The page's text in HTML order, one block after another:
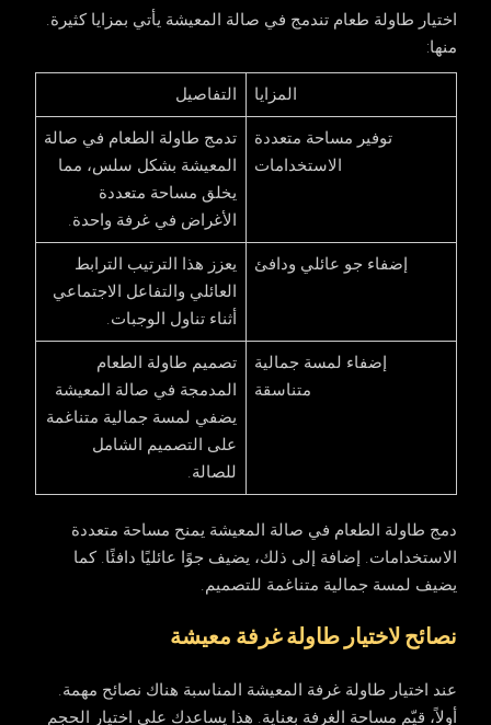
اختيار طاولة طعام تندمج في صالة المعيشة يأتي بمزايا كثيرة.
منها:
المزايا التفاصيل
توفير مساحة متعددة
الاستخدامات
تدمج طاولة الطعام في صالة
المعيشة بشكل سلس، مما
يخلق مساحة متعددة
الأغراض في غرفة واحدة.
إضفاء جو عائلي ودافئ
يعزز هذا الترتيب الترابط
العائلي والتفاعل الاجتماعي
أثناء تناول الوجبات.
إضفاء لمسة جمالية
متناسقة
تصميم طاولة الطعام
المدمجة في صالة المعيشة
يضفي لمسة جمالية متناغمة
على التصميم الشامل
للصالة.
دمج طاولة الطعام في صالة المعيشة يمنح مساحة متعددة
الاستخدامات. إضافة إلى ذلك، يضيف جوًا عائليًا دافئًا. كما
يضيف لمسة جمالية متناغمة للتصميم.
نصائح لاختيار طاولة غرفة معيشة
عند اختيار طاولة غرفة المعيشة المناسبة هناك نصائح مهمة.
أولاً، قيّم مساحة الغرفة بعناية. هذا يساعدك على اختيار الحجم